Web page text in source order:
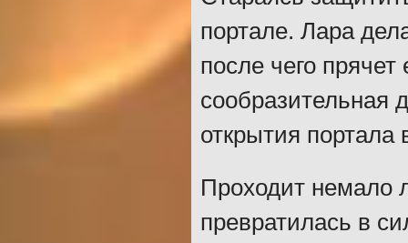
портале. Лара
после чего прячет
сообразительная
открытия портала
Проходит немало
превратилась в